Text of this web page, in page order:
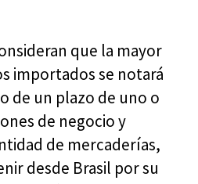
que la mayor
importados se notará
de un plazo de uno o
de negocio y
de mercaderías,
desde Brasil por su